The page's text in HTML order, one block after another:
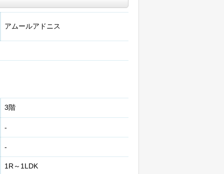
アムールアドニス
3階
-
-
1R～1LDK